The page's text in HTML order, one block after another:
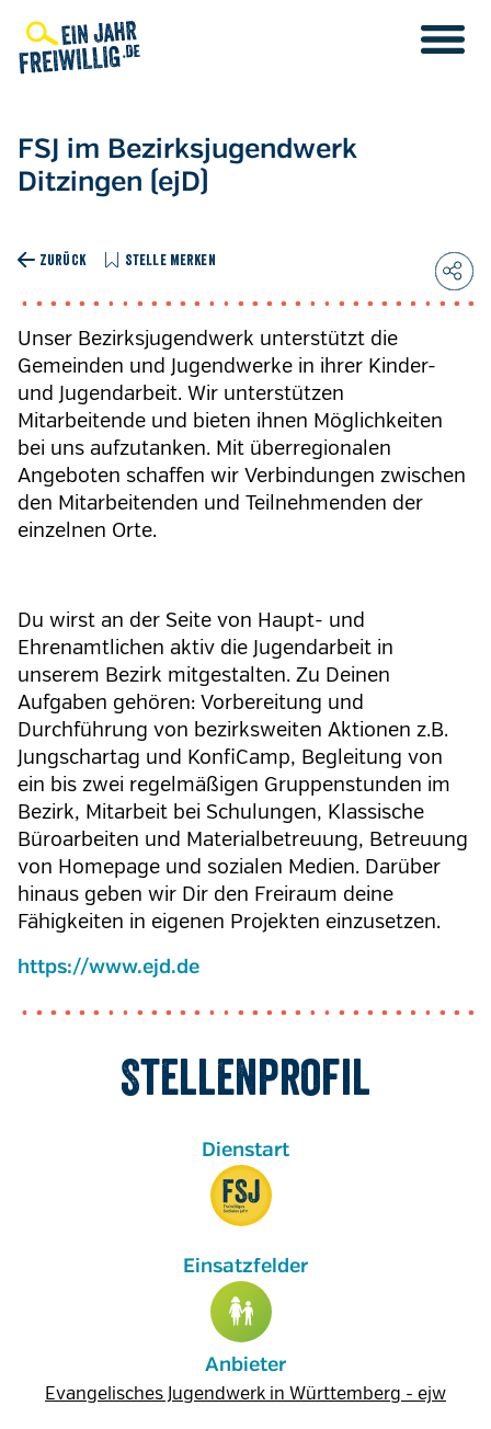
zum
Inhalt
FSJ im Bezirksjugendwerk
Ditzingen (ejD)
ZURÜCK STELLE MERKEN
Unser Bezirksjugendwerk unterstützt die
Gemeinden und Jugendwerke in ihrer Kinder-
und Jugendarbeit. Wir unterstützen
Mitarbeitende und bieten ihnen Möglichkeiten
bei uns aufzutanken. Mit überregionalen
Angeboten schaffen wir Verbindungen zwischen
den Mitarbeitenden und Teilnehmenden der
einzelnen Orte.
Du wirst an der Seite von Haupt- und
Ehrenamtlichen aktiv die Jugendarbeit in
unserem Bezirk mitgestalten. Zu Deinen
Aufgaben gehören: Vorbereitung und
Durchführung von bezirksweiten Aktionen z.B.
Jungschartag und KonfiCamp, Begleitung von
ein bis zwei regelmäßigen Gruppenstunden im
Bezirk, Mitarbeit bei Schulungen, Klassische
Büroarbeiten und Materialbetreuung, Betreuung
von Homepage und sozialen Medien. Darüber
hinaus geben wir Dir den Freiraum deine
Fähigkeiten in eigenen Projekten einzusetzen.
https://www.ejd.de
Stellenprofil
Anbieter
Evangelisches Jugendwerk in Württemberg - ejw